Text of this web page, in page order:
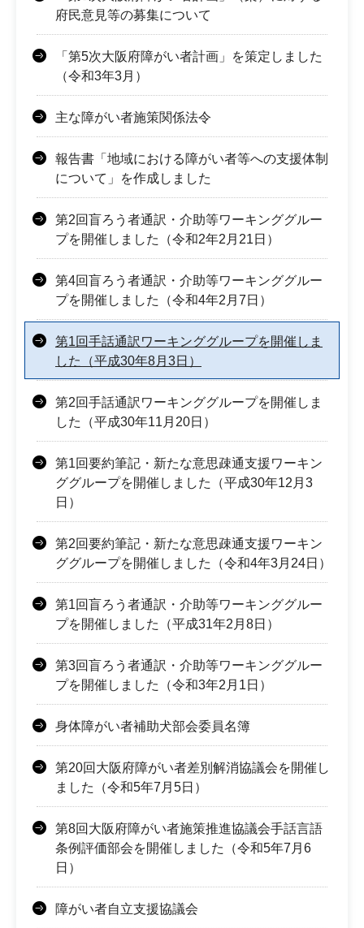
府民意見等の募集について
「第5次大阪府障がい者計画」を策定しました
（令和3年3月）
主な障がい者施策関係法令
報告書「地域における障がい者等への支援体制
について」を作成しました
第2回盲ろう者通訳・介助等ワーキンググルー
プを開催しました（令和2年2月21日）
第4回盲ろう者通訳・介助等ワーキンググルー
プを開催しました（令和4年2月7日）
第1回手話通訳ワーキンググループを開催しま
した（平成30年8月3日）
第2回手話通訳ワーキンググループを開催しま
した（平成30年11月20日）
第1回要約筆記・新たな意思疎通支援ワーキン
ググループを開催しました（平成30年12月3
日）
第2回要約筆記・新たな意思疎通支援ワーキン
ググループを開催しました（令和4年3月24日）
第1回盲ろう者通訳・介助等ワーキンググルー
プを開催しました（平成31年2月8日）
第3回盲ろう者通訳・介助等ワーキンググルー
プを開催しました（令和3年2月1日）
身体障がい者補助犬部会委員名簿
第20回大阪府障がい者差別解消協議会を開催し
ました（令和5年7月5日）
第8回大阪府障がい者施策推進協議会手話言語
条例評価部会を開催しました（令和5年7月6
日）
障がい者自立支援協議会